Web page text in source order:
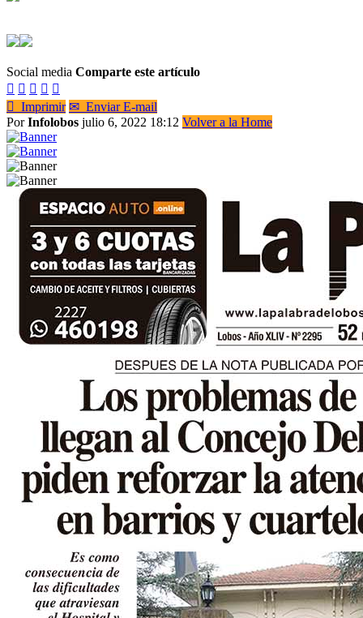
Social media Comparte este artículo
    
 Imprimir ✉ Enviar E-mail
PorInfolobos julio 6, 2022 18:12 Volver a la Home